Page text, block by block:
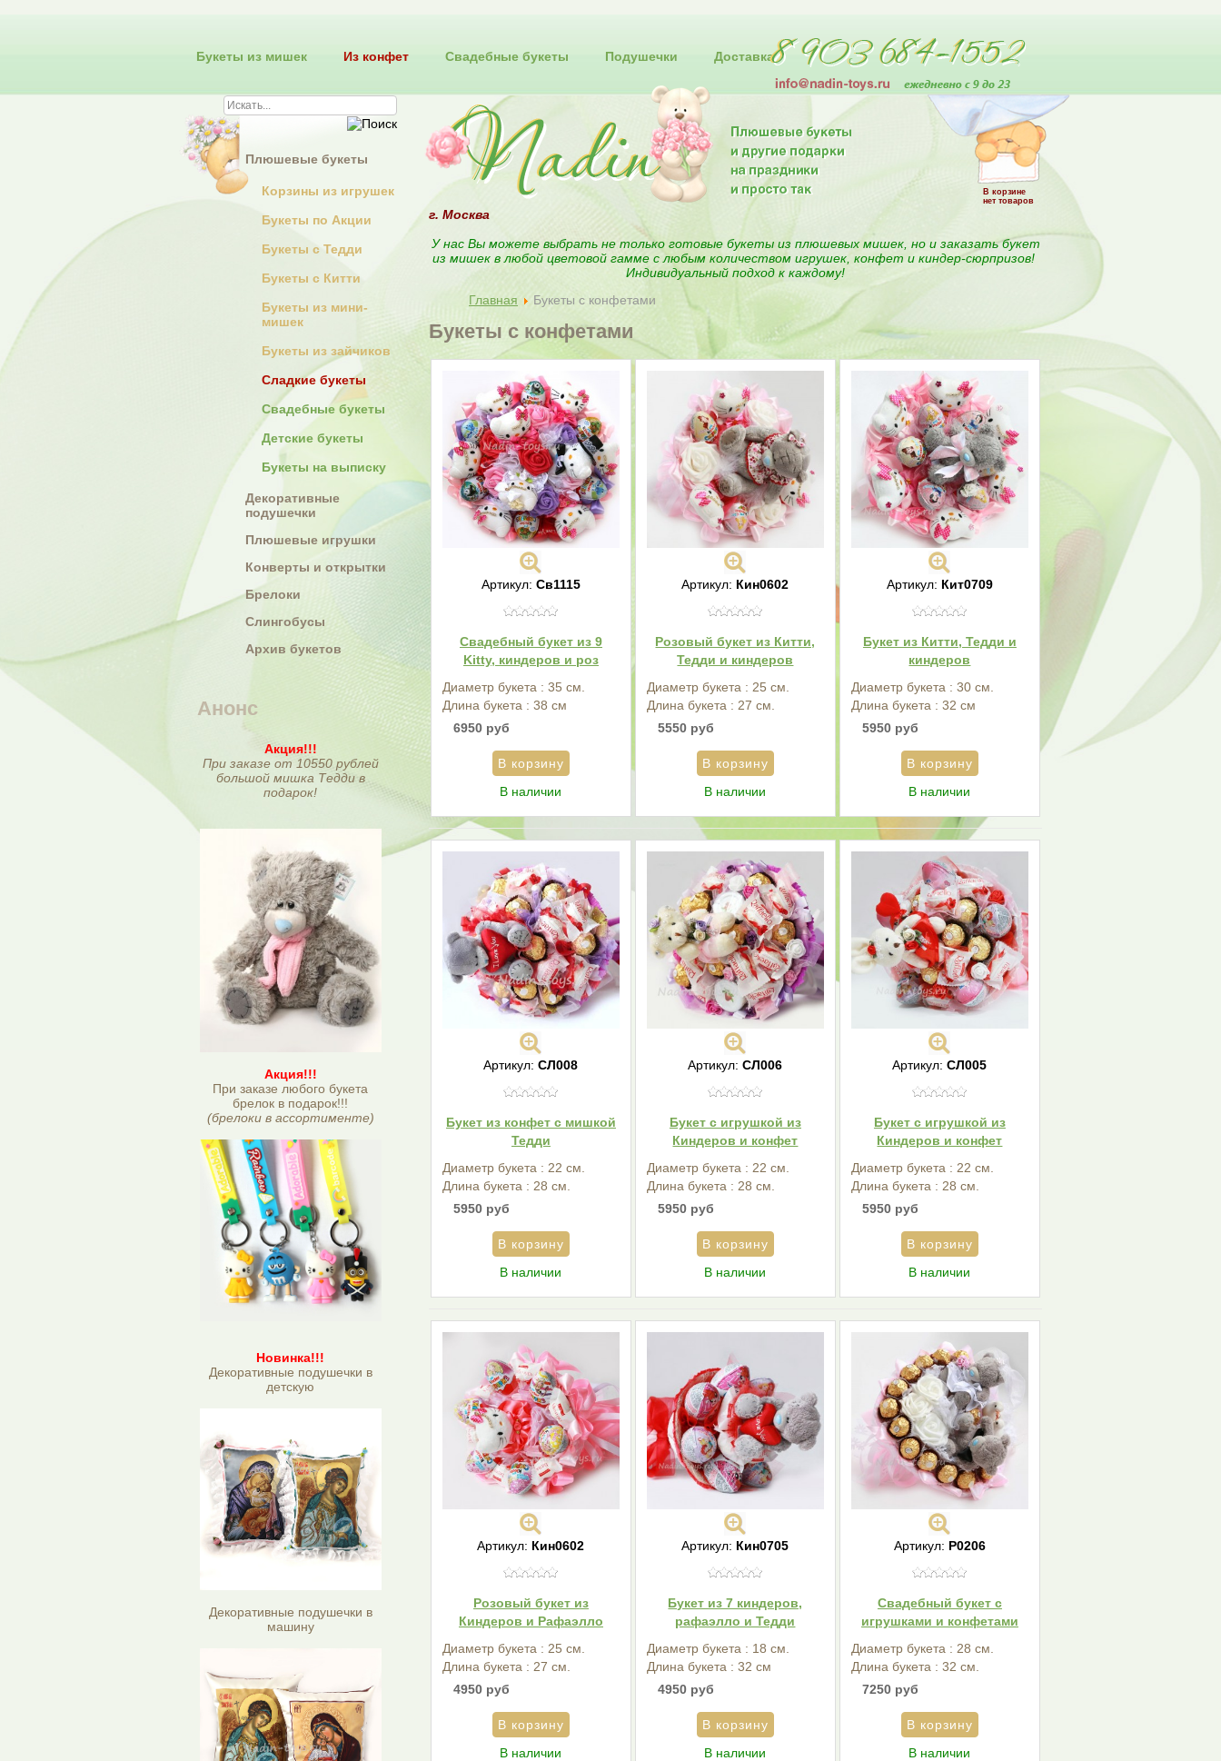
Букеты из мишек Из конфет Свадебные букеты Подушечки Доставка
В корзине
нет товаров
Плюшевые букеты
Корзины из игрушек
Букеты по Акции
Букеты с Тедди
Букеты с Китти
Букеты из мини-
мишек
Букеты из зайчиков
Сладкие букеты
Свадебные букеты
Детские букеты
Букеты на выписку
Декоративные
подушечки
Плюшевые игрушки
Конверты и открытки
Брелоки
Слингобусы
Архив букетов
Анонс
Акция!!!
При заказе от 10550 рублей
большой мишка Тедди в
подарок!
Акция!!!
При заказе любого букета
брелок в подарок!!!
(брелоки в ассортименте)
Новинка!!!
Декоративные подушечки в
детскую
Декоративные подушечки в
машину
г. Москва
У нас Вы можете выбрать не только готовые букеты из плюшевых мишек, но и заказать букет
из мишек в любой цветовой гамме с любым количеством игрушек, конфет и киндер-сюрпризов!
Индивидуальный подход к каждому!
Главная
Букеты с конфетами
Букеты с конфетами
Артикул: Св1115
Свадебный букет из 9
Kitty, киндеров и роз
Диаметр букета : 35 см.
Длина букета : 38 см
6950 руб
В наличии
Артикул: Кин0602
Розовый букет из Китти,
Тедди и киндеров
Диаметр букета : 25 см.
Длина букета : 27 см.
5550 руб
В наличии
Артикул: Кит0709
Букет из Китти, Тедди и
киндеров
Диаметр букета : 30 см.
Длина букета : 32 см
5950 руб
В наличии
Артикул:СЛ008
Букет из конфет с мишкой
Тедди
Диаметр букета : 22 см.
Длина букета : 28 см.
5950 руб
В наличии
Артикул:СЛ006
Букет с игрушкой из
Киндеров и конфет
Диаметр букета : 22 см.
Длина букета : 28 см.
5950 руб
В наличии
Артикул:СЛ005
Букет с игрушкой из
Киндеров и конфет
Диаметр букета : 22 см.
Длина букета : 28 см.
5950 руб
В наличии
Артикул: Кин0602
Розовый букет из
Киндеров и Рафаэлло
Диаметр букета : 25 см.
Длина букета : 27 см.
4950 руб
В наличии
Артикул: Кин0705
Букет из 7 киндеров,
рафаэлло и Тедди
Диаметр букета : 18 см.
Длина букета : 32 см
4950 руб
В наличии
Артикул: Р0206
Свадебный букет с
игрушками и конфетами
Диаметр букета : 28 см.
Длина букета : 32 см.
7250 руб
В наличии